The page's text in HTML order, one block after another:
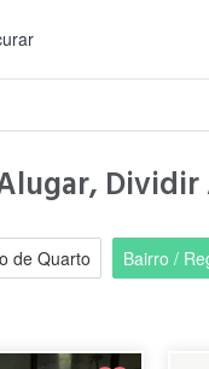
de Quarto Bairro /